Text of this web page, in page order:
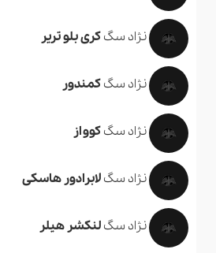
نژاد سگکری بلو تریر
نژاد سگکمندور
نژاد سگکوواز
نژاد سگلابرادور هاسکی
نژاد سگلنکشر هیلر